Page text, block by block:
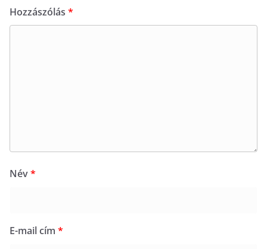
Hozzászólás *
Név*
E-mail cím *